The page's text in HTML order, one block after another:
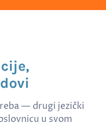
— drugi jezički
u svom